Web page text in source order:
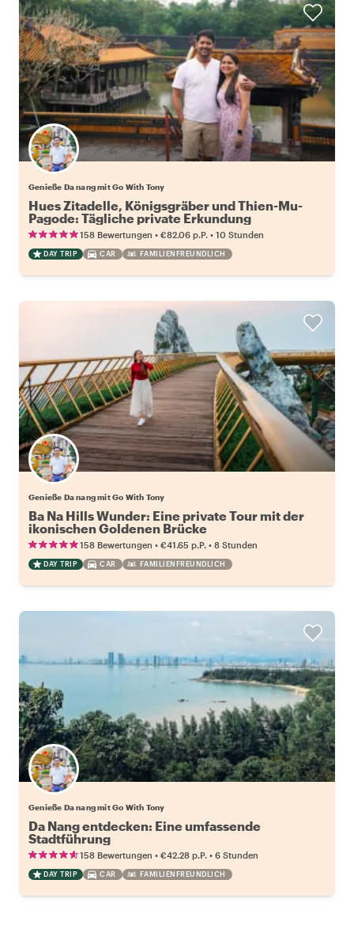
Genieße Da nang mit Go With Tony
Hues Zitadelle, Königsgräber und Thien-Mu-
Pagode: Tägliche private Erkundung
158 Bewertungen • €82.06 p.P. • 10 Stunden
DAY TRIP CAR FAMILIENFREUNDLICH
Genieße Da nang mit Go With Tony
Ba Na Hills Wunder: Eine private Tour mit der
ikonischen Goldenen Brücke
158 Bewertungen • €41.65 p.P. • 8 Stunden
DAY TRIP CAR FAMILIENFREUNDLICH
Genieße Da nang mit Go With Tony
Da Nang entdecken: Eine umfassende
Stadtführung
158 Bewertungen • €42.28 p.P. • 6 Stunden
DAY TRIP CAR FAMILIENFREUNDLICH